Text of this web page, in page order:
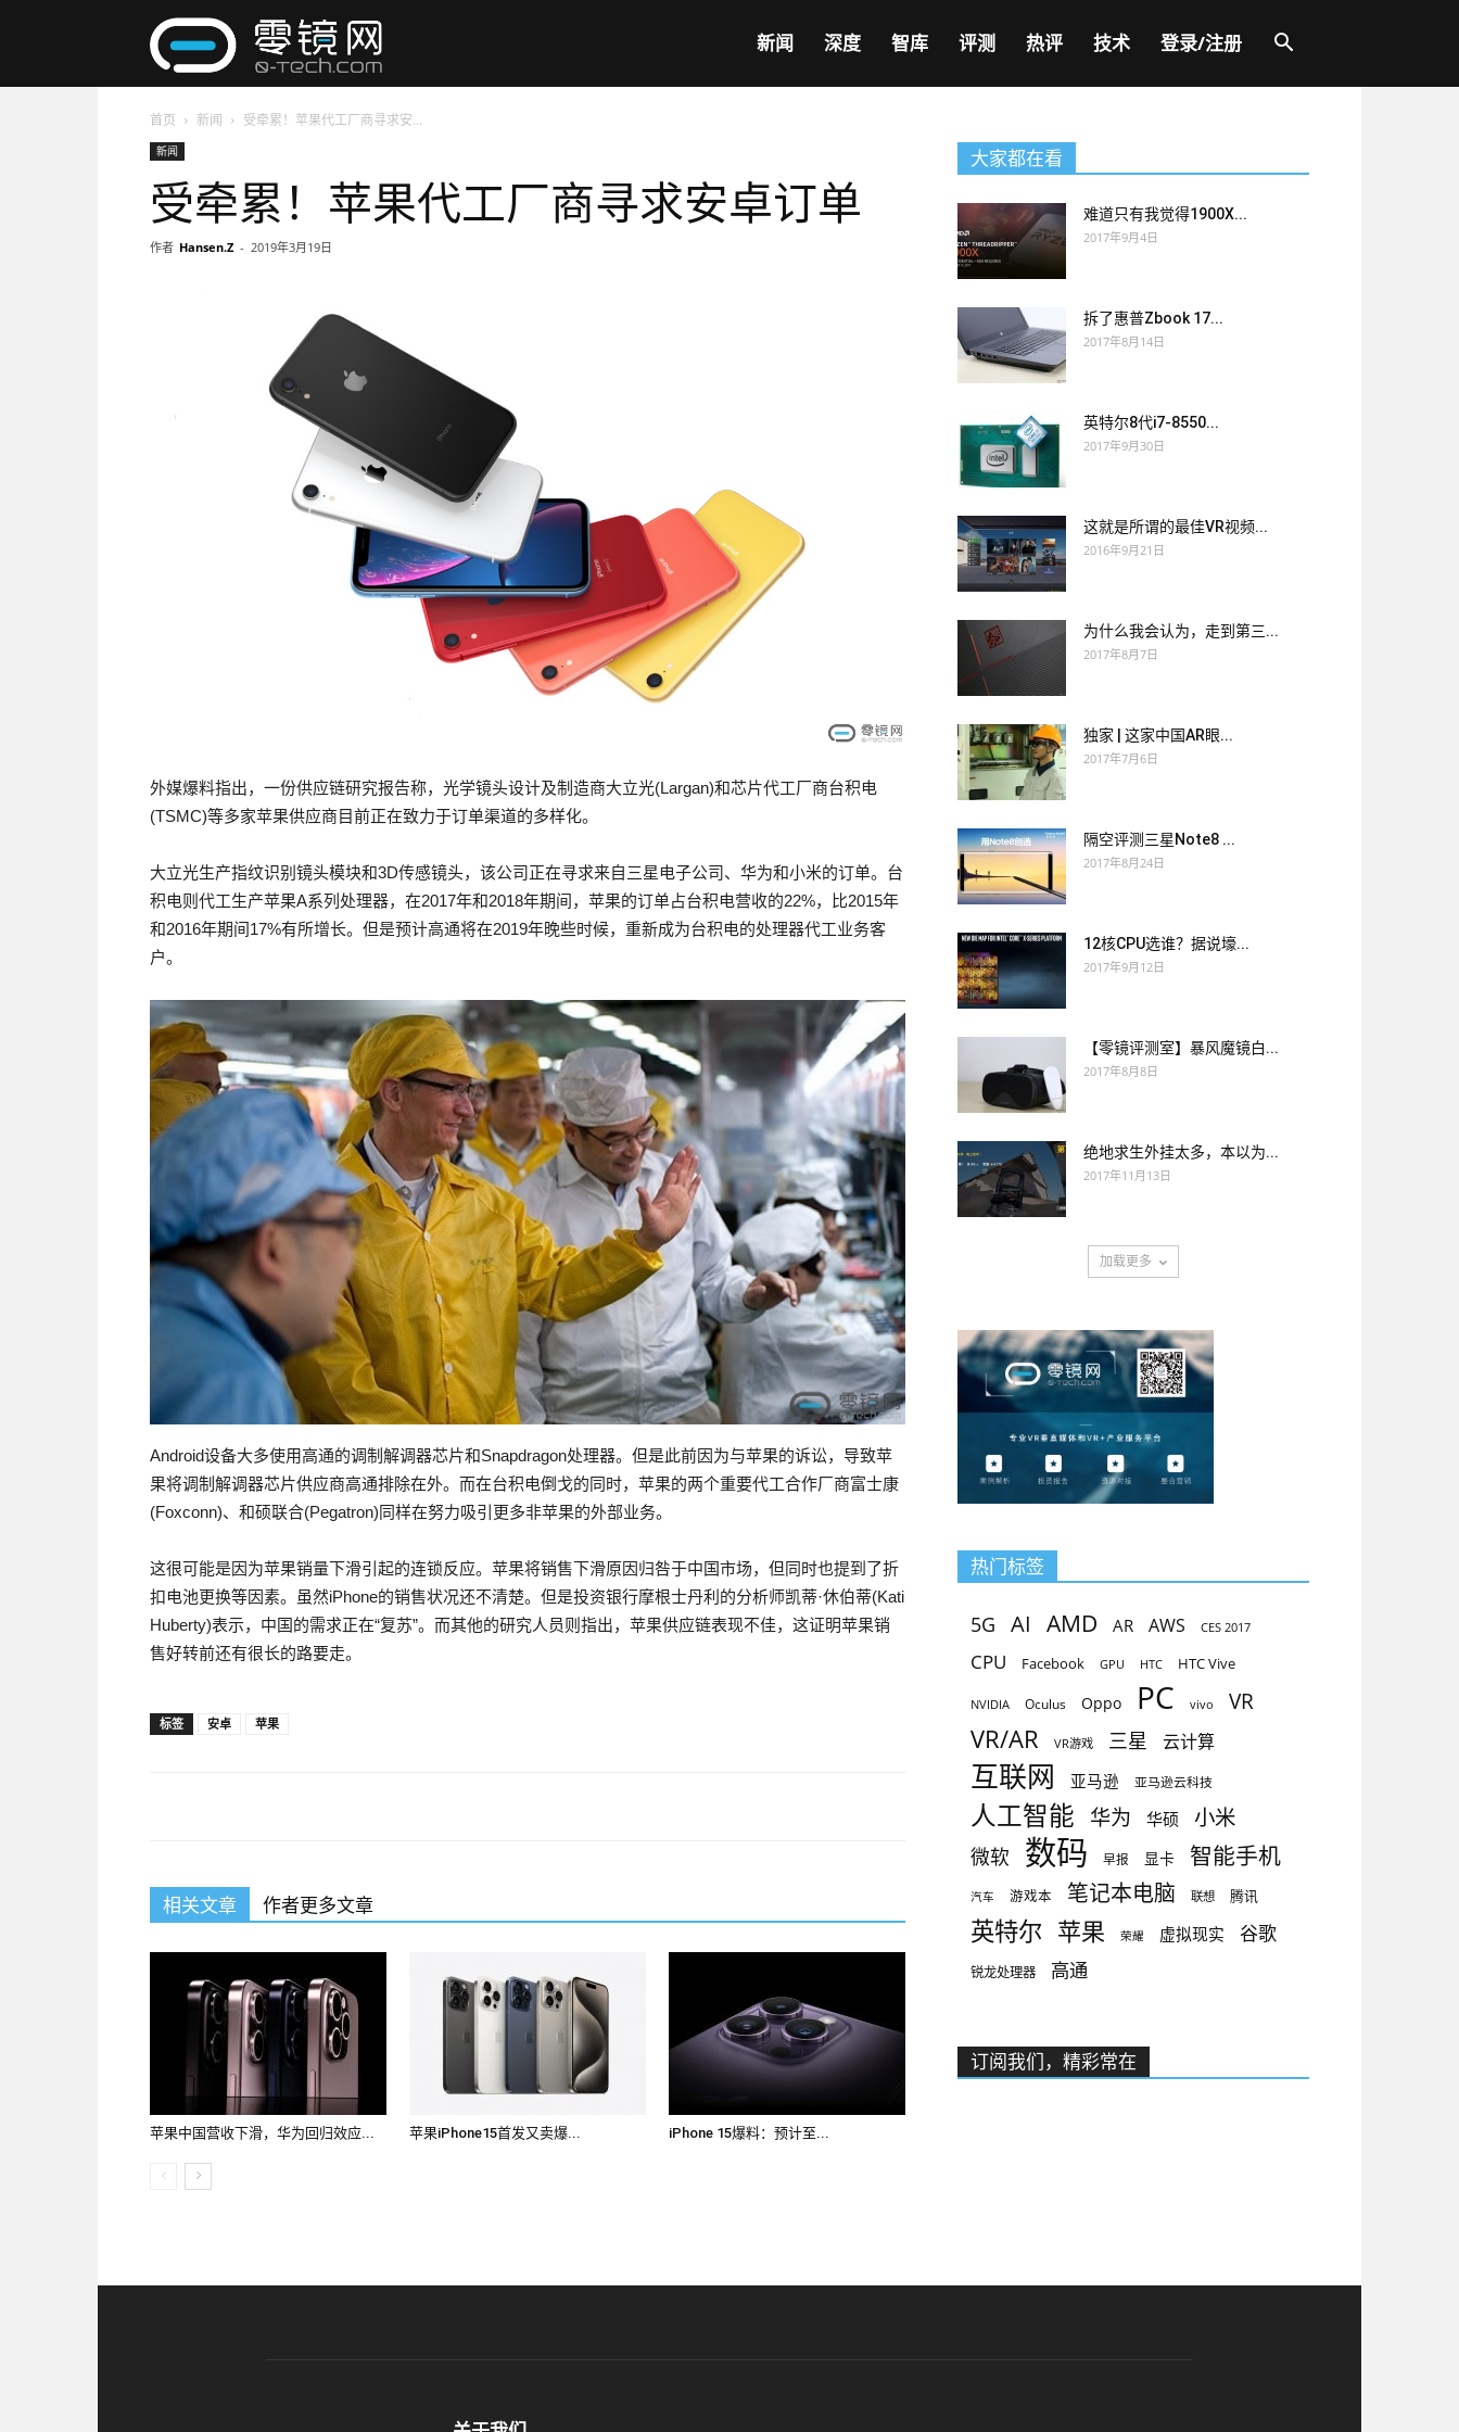
镜
网
新闻 深度 智库 评测 热评 技术 登录/注册
首页 新闻 受牵累！苹果代工厂商寻求安...
新闻
受牵累！苹果代工厂商寻求安卓订单
作者 Hansen.Z - 2019年3月19日
外媒爆料指出，一份供应链研究报告称，光学镜头设计及制造商大立光(Largan)和芯片代工厂商台积电
(TSMC)等多家苹果供应商目前正在致力于订单渠道的多样化。
大立光生产指纹识别镜头模块和3D传感镜头，该公司正在寻求来自三星电子公司、华为和小米的订单。台
积电则代工生产苹果A系列处理器，在2017年和2018年期间，苹果的订单占台积电营收的22%，比2015年
和2016年期间17%有所增长。但是预计高通将在2019年晚些时候，重新成为台积电的处理器代工业务客
户。
Android设备大多使用高通的调制解调器芯片和Snapdragon处理器。但是此前因为与苹果的诉讼，导致苹
果将调制解调器芯片供应商高通排除在外。而在台积电倒戈的同时，苹果的两个重要代工合作厂商富士康
(Foxconn)、和硕联合(Pegatron)同样在努力吸引更多非苹果的外部业务。
这很可能是因为苹果销量下滑引起的连锁反应。苹果将销售下滑原因归咎于中国市场，但同时也提到了折
扣电池更换等因素。虽然iPhone的销售状况还不清楚。但是投资银行摩根士丹利的分析师凯蒂·休伯蒂(Kati
Huberty)表示，中国的需求正在“复苏”。而其他的研究人员则指出，苹果供应链表现不佳，这证明苹果销
售好转前还有很长的路要走。
标签 安卓 苹果
相关文章 作者更多文章
苹果中国营收下滑，华为回归效应... 苹果iPhone15首发又卖爆... iPhone 15爆料：预计至...
大家都在看
难道只有我觉得1900X...
2017年9月4日
拆了惠普Zbook 17...
2017年8月14日
英特尔8代i7-8550...
2017年9月30日
这就是所谓的最佳VR视频...
2016年9月21日
为什么我会认为，走到第三...
2017年8月7日
独家 | 这家中国AR眼...
2017年7月6日
隔空评测三星Note8 ...
2017年8月24日
12核CPU选谁？据说壕...
2017年9月12日
【零镜评测室】暴风魔镜白...
2017年8月8日
绝地求生外挂太多，本以为...
2017年11月13日
加载更多
热门标签
5G AI AMD AR AWS CES 2017
CPU Facebook GPU HTC HTC Vive
NVIDIA Oculus Oppo PC vivo VR
VR/AR VR游戏 三星 云计算
互联网 亚马逊 亚马逊云科技
人工智能 华为 华硕 小米
微软 数码 早报 显卡 智能手机
汽车 游戏本 笔记本电脑 联想 腾讯
英特尔 苹果 荣耀 虚拟现实 谷歌
锐龙处理器 高通
订阅我们，精彩常在